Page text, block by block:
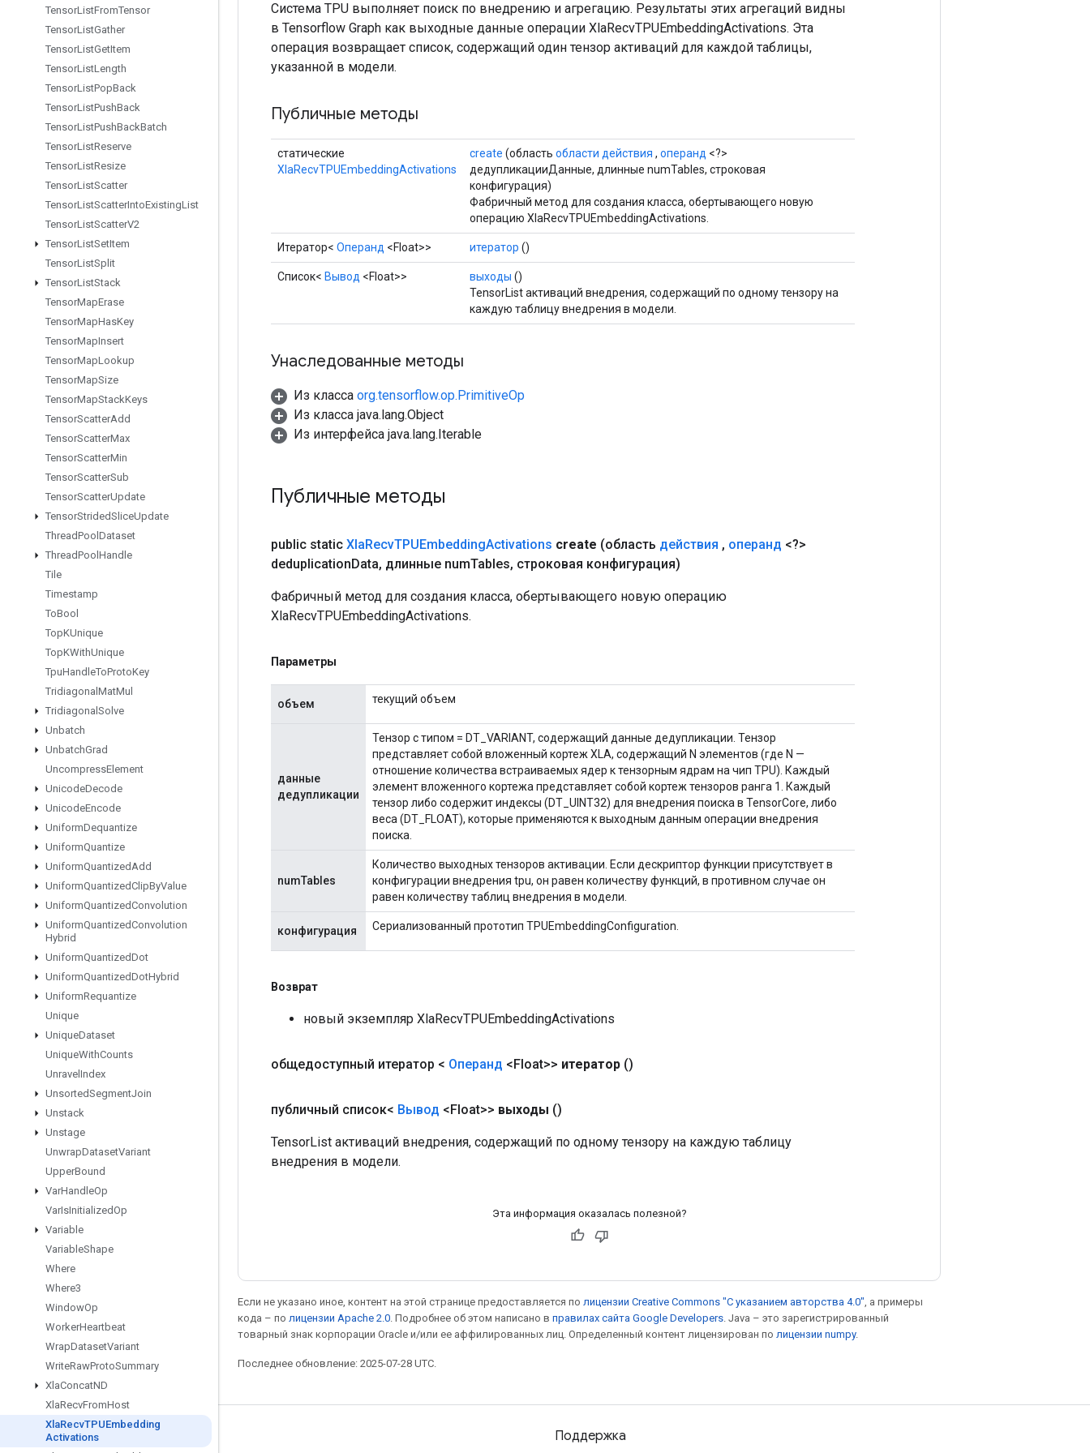
TensorListFromTensor
TensorListGather
TensorListGetItem
TensorListLength
TensorListPopBack
TensorListPushBack
TensorListPushBackBatch
TensorListReserve
TensorListResize
TensorListScatter
TensorListScatterIntoExistingList
TensorListScatterV2
TensorListSetItem
TensorListSplit
TensorListStack
TensorMapErase
TensorMapHasKey
TensorMapInsert
TensorMapLookup
TensorMapSize
TensorMapStackKeys
TensorScatterAdd
TensorScatterMax
TensorScatterMin
TensorScatterSub
TensorScatterUpdate
TensorStridedSliceUpdate
ThreadPool Dataset
ThreadPool Handle
Tile
Timestamp
ToBool
TopKUnique
TopKWithUnique
TpuHandleToProtoKey
Tridiagonal MatMul
Tridiagonal Solve
Unbatch
UnbatchGrad
UncompressElement
UnicodeDecode
UnicodeEncode
UniformDequantize
UniformQuantize
UniformQuantizedAdd
UniformQuantizedClipByValue
UniformQuantizedConvolution
UniformQuantizedConvolution
Hybrid
UniformQuantizedDot
UniformQuantizedDotHybrid
UniformRequantize
Unique
UniqueDataset
UniqueWithCounts
Unravel Index
UnsortedSegmentJoin
Unstack
Unstage
UnwrapDatasetVariant
UpperBound
VarHandleOp
VarIsInitializedOp
Variable
VariableShape
Where
Where3
WindowOp
WorkerHeartbeat
WrapDatasetVariant
WriteRawProtoSummary
XlaConcatND
XlaRecvFromHost
XlaRecvTPUEmbedding
Activations
Система TPU выполняет поиск по внедрению и агрегацию. Результаты этих агрегаций видны
в Tensorflow Graph как выходные данные операции XlaRecvTPUEmbeddingActivations. Эта
операция возвращает список, содержащий один тензор активаций для каждой таблицы,
указанной в модели.
Публичные методы
статические
XlaRecvTPUEmbeddingActivations
create (область области действия , операнд <?>
дедупликацииДанные, длинные numTables, строковая
конфигурация)
Фабричный метод для создания класса, обертывающего новую
операцию XlaRecvTPUEmbeddingActivations.
Итератор< Операнд <Float>> итератор ()
Список< Вывод <Float>> выходы ()
TensorList активаций внедрения, содержащий по одному тензору на
каждую таблицу внедрения в модели.
Унаследованные методы
Из класса org.tensorflow.op.PrimitiveOp
Из класса java.lang.Object
Из интерфейса java.lang.Iterable
Публичные методы
public static XlaRecvTPUEmbeddingActivations create (область действия , операнд <?>
deduplicationData, длинные numTables, строковая конфигурация)
Фабричный метод для создания класса, обертывающего новую операцию
XlaRecvTPUEmbeddingActivations.
Параметры
объем текущий объем
данные
дедупликации
Тензор с типом = DT_VARIANT, содержащий данные дедупликации. Тензор
представляет собой вложенный кортеж XLA, содержащий N элементов (где N —
отношение количества встраиваемых ядер к тензорным ядрам на чип TPU). Каждый
элемент вложенного кортежа представляет собой кортеж тензоров ранга 1. Каждый
тензор либо содержит индексы (DT_UINT32) для внедрения поиска в TensorCore, либо
веса (DT_FLOAT), которые применяются к выходным данным операции внедрения
поиска.
numTables
Количество выходных тензоров активации. Если дескриптор функции присутствует в
конфигурации внедрения tpu, он равен количеству функций, в противном случае он
равен количеству таблиц внедрения в модели.
конфигурация Сериализованный прототип TPUEmbeddingConfiguration.
Возврат
новый экземпляр XlaRecvTPUEmbeddingActivations
общедоступный итератор < Операнд <Float>> итератор ()
публичный список< Вывод <Float>> выходы ()
TensorList активаций внедрения, содержащий по одному тензору на каждую таблицу
внедрения в модели.
Эта информация оказалась полезной?
Если не указано иное, контент на этой странице предоставляется по лицензии Creative Commons "С указанием авторства 4.0" , а примеры
кода – по лицензии Apache 2.0 . Подробнее об этом написано в правилах сайта Google Developers . Java – это зарегистрированный
товарный знак корпорации Oracle и/или ее аффилированных лиц. Определенный контент лицензирован по лицензии numpy.
Последнее обновление: 2025-07-28 UTC.
Мы в социальных сетях Поддержка